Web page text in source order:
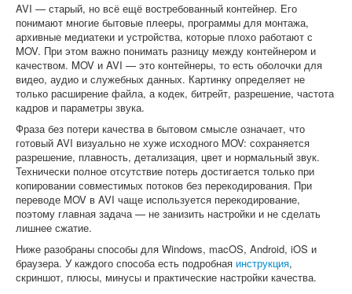
AVI — старый, но всё ещё востребованный контейнер. Его
понимают многие бытовые плееры, программы для монтажа,
архивные медиатеки и устройства, которые плохо работают с
MOV. При этом важно понимать разницу между контейнером и
качеством. MOV и AVI — это контейнеры, то есть оболочки для
видео, аудио и служебных данных. Картинку определяет не
только расширение файла, а кодек, битрейт, разрешение, частота
кадров и параметры звука.
Фраза без потери качества в бытовом смысле означает, что
готовый AVI визуально не хуже исходного MOV: сохраняется
разрешение, плавность, детализация, цвет и нормальный звук.
Технически полное отсутствие потерь достигается только при
копировании совместимых потоков без перекодирования. При
переводе MOV в AVI чаще используется перекодирование,
поэтому главная задача — не занизить настройки и не сделать
лишнее сжатие.
Ниже разобраны способы для Windows, macOS, Android, iOS и
браузера. У каждого способа есть подробная инструкция,
скриншот, плюсы, минусы и практические настройки качества.